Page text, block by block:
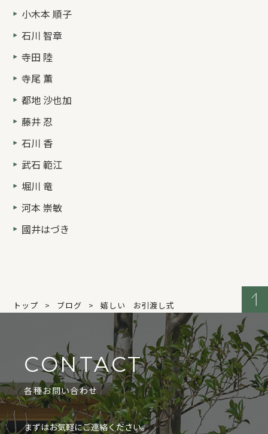
小木本 順子
石川 智章
寺田 陸
寺尾 薫
都地 沙也加
藤井 忍
石川 香
武石 範江
堀川 竜
河本 崇敏
國井はづき
トップ ブログ 嬉しい お引渡し式
CONTACT
各種お問い合わせ
まずはお気軽にご連絡ください。